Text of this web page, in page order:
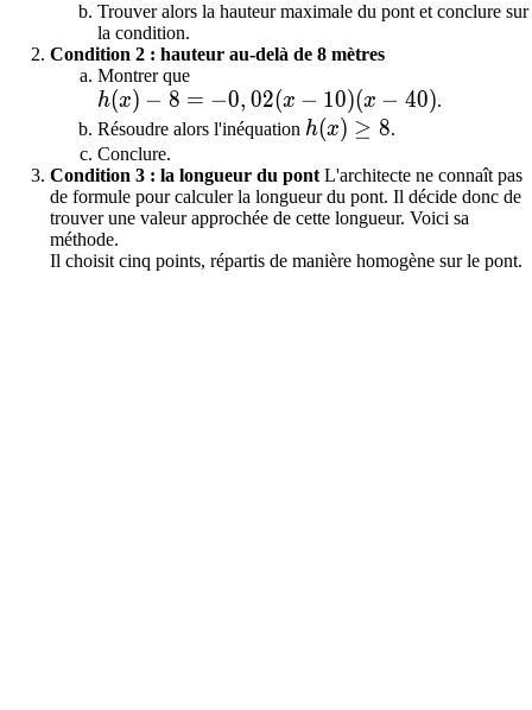
Trouver alors la hauteur maximale du pont et conclure sur
la condition.
Condition 2 : hauteur au-delà de 8 mètres
Montrer que
h(x)-8=-0,02(x-10)(x-40)
h(x) − 8 = −0, 02(x − 10)(x − 40).
Résoudre alors l'inéquation h(x)\geq 8
h(x) ≥ 8.
Conclure.
Condition 3 : la longueur du pont L'architecte ne connaît pas
de formule pour calculer la longueur du pont. Il décide donc de
trouver une valeur approchée de cette longueur. Voici sa
méthode.
Il choisit cinq points, répartis de manière homogène sur le pont.